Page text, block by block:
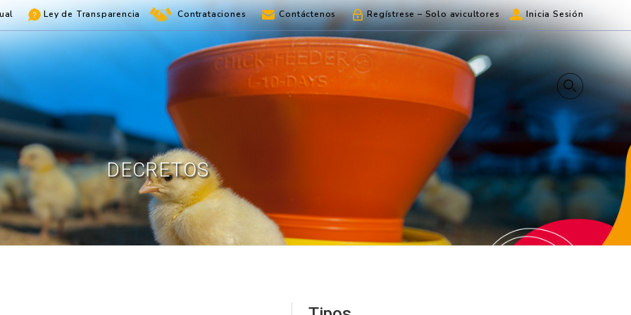
Ley de Transparencia Contrataciones Contáctenos Regístrese – Solo avicultores Inicia Sesión
DECRETOS